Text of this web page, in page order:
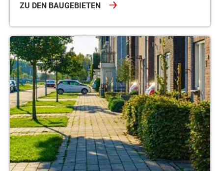
ZU DEN BAUGEBIETEN
Drensteinfurt